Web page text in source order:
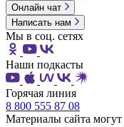
Онлайн чат
Написать нам
Мы в соц. сетях
Наши подкасты
Горячая линия
8 800 555 87 08
Материалы сайта могут